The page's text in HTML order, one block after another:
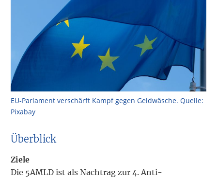
EU-Parlament verschärft Kampf gegen Geldwäsche. Quelle:
Pixabay
Überblick
Ziele
Die 5AMLD ist als Nachtrag zur 4. Anti-